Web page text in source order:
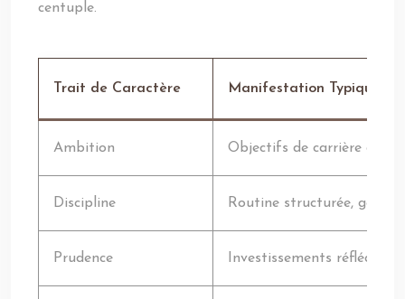
centuple.
Trait de Caractère Manifestation Typique
Ambition Objectifs de carrière
Discipline Routine structurée,
Prudence Investissements réfléchis.